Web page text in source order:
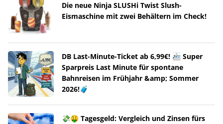
Die neue Ninja SLUSHi Twist Slush-
Eismaschine mit zwei Behältern im Check!
DB Last-Minute-Ticket ab 6,99€! 🚈 Super
Sparpreis Last Minute für spontane
Bahnreisen im Frühjahr &amp; Sommer
2026!🧳
💸🤑 Tagesgeld: Vergleich und Zinsen fürs